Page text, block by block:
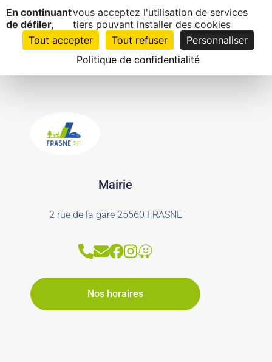
1EN
CLIC
Médiathèque
Mairie
2 rue de la gare 25560 FRASNE
Nos horaires
Panneau de gestion des cookies
En continuant
de défiler,
vous acceptez l'utilisation de services
tiers pouvant installer des cookies
Tout accepter
Tout refuser
Personnaliser
Politique de confidentialité